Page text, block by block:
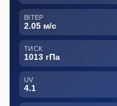
ВІТЕР
2.05 м/с
ТИСК
1013 гПа
UV
4.1